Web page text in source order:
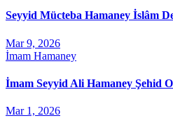
Seyyid Mücteba Hamaney İslâm
Mar 9, 2026
İmam Hamaney
İmam Seyyid Ali Hamaney Şehid
Mar 1, 2026